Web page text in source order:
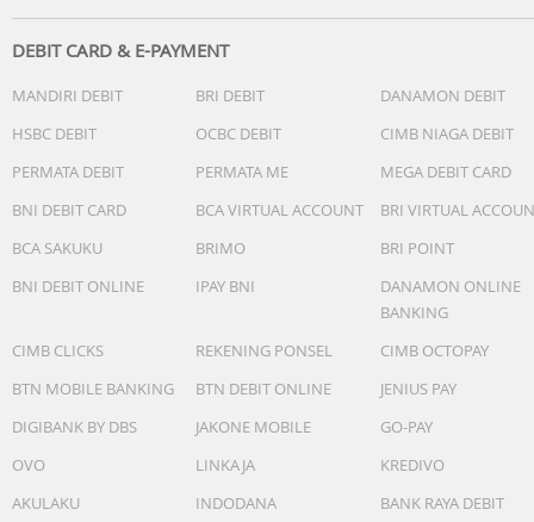
DEBIT CARD & E-PAYMENT
MANDIRI DEBIT BRI DEBIT
DANAMON DEBIT
HSBC DEBIT
OCBC DEBIT
CIMB NIAGA DEBIT
PERMATA DEBIT
PERMATA ME
MEGA DEBIT CARD
BNI DEBIT CARD
BCA VIRTUAL ACCOUNT
BRI VIRTUAL
BCA SAKUKU
BRIMO
BRI POINT
BNI DEBIT ONLINE
IPAY BNI
DANAMON ONLINE
BANKING
CIMB CLICKS
REKENING PONSEL
CIMB OCTOPAY
BTN MOBILE BANKING
BTN DEBIT ONLINE
JENIUS PAY
DIGIBANK BY DBS
JAKONE MOBILE
GO-PAY
OVO
LINKAJA
KREDIVO
AKULAKU
INDODANA BANK RAYA DEBIT